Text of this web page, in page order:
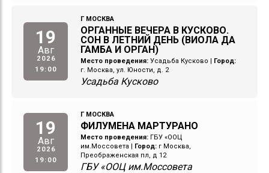
19
Авг
2026
19:00
Г МОСКВА
ОРГАННЫЕ ВЕЧЕРА В КУСКОВО.
СОН В ЛЕТНИЙ ДЕНЬ (ВИОЛА ДА
ГАМБА И ОРГАН)
Место проведения: Усадьба Кусково | Город:
г. Москва, ул. Юности, д. 2
Усадьба Кусково
19
Авг
2026
19:00
Г МОСКВА
ФИЛУМЕНА МАРТУРАНО
Место проведения: ГБУ «ООЦ
им.Моссовета | Город: г Москва,
Преображенская пл, д 12
ГБУ «ООЦ им.Моссовета